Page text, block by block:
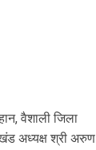
वैशाली जिला
अध्यक्ष श्री अरुण